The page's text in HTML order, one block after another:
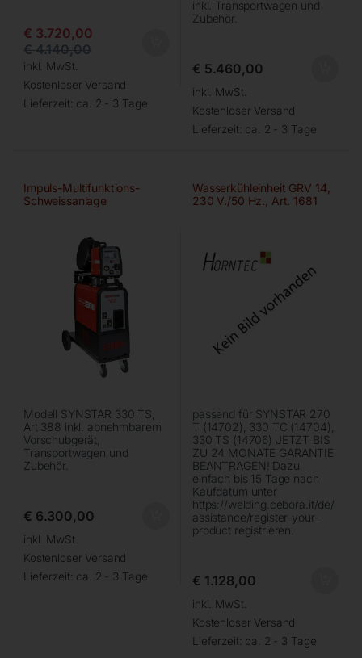
€ 3.720,00
€4.140,00
inkl. MwSt.
Kostenloser Versand
Lieferzeit: ca. 2 - 3 Tage
inkl. Transportwagen und
Zubehör.
€ 5.460,00
inkl. MwSt.
Kostenloser Versand
Lieferzeit: ca. 2 - 3 Tage
Impuls-Multifunktions-
Schweissanlage
Modell SYNSTAR 330 TS,
Art 388 inkl. abnehmbarem
Vorschubgerät,
Transportwagen und
Zubehör.
€ 6.300,00
inkl. MwSt.
Kostenloser Versand
Lieferzeit: ca. 2 - 3 Tage
Wasserkühleinheit GRV 14,
230 V./50 Hz., Art. 1681
passend für SYNSTAR 270
T (14702), 330 TC (14704),
330 TS (14706) JETZT BIS
ZU 24 MONATE GARANTIE
BEANTRAGEN! Dazu
einfach bis 15 Tage nach
Kaufdatum unter
https://welding.cebora.it/de/
assistance/register-your-
product registrieren.
€ 1.128,00
inkl. MwSt.
Kostenloser Versand
Lieferzeit: ca. 2 - 3 Tage